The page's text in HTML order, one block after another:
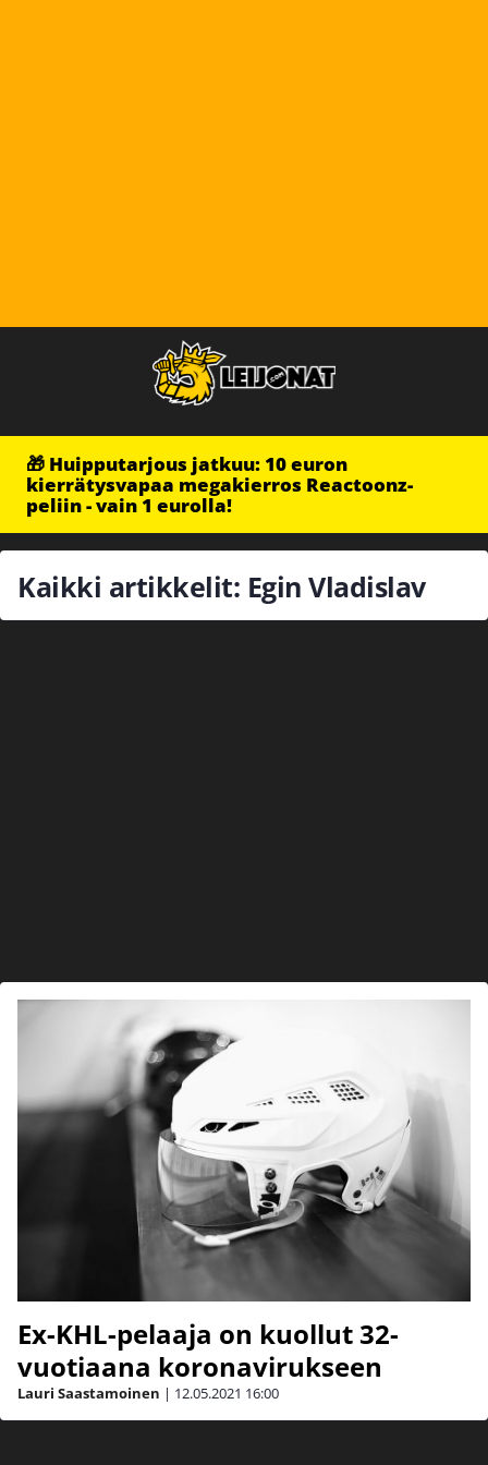
🎁 Huipputarjous jatkuu: 10 euron
kierrätysvapaa megakierros Reactoonz-
peliin - vain 1 eurolla!
Kaikki artikkelit: Egin Vladislav
Ex-KHL-pelaaja on kuollut 32-
vuotiaana koronavirukseen
Lauri Saastamoinen | 12.05.2021 16:00